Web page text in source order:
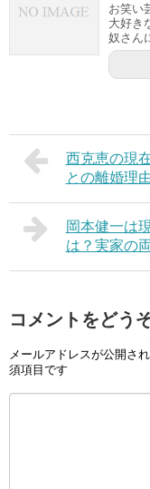
お笑い
大好き
奴さん
西克恵の現
との離婚理
岡本健一は
は？実家の
コメントをどう
メールアドレスが公開さ
須項目です